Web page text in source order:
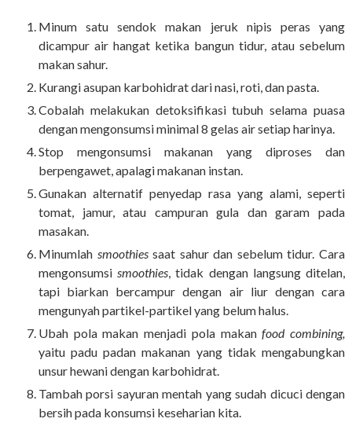
Minum satu sendok makan jeruk nipis peras yang
dicampur air hangat ketika bangun tidur, atau sebelum
makan sahur.
Kurangi asupan karbohidrat dari nasi, roti, dan pasta.
Cobalah melakukan detoksifikasi tubuh selama puasa
dengan mengonsumsi minimal 8 gelas air setiap harinya.
Stop mengonsumsi makanan yang diproses dan
berpengawet, apalagi makanan instan.
Gunakan alternatif penyedap rasa yang alami, seperti
tomat, jamur, atau campuran gula dan garam pada
masakan.
Minumlah smoothiessaat sahur dan sebelum tidur. Cara
mengonsumsismoothies, tidak dengan langsung ditelan,
tapi biarkan bercampur dengan air liur dengan cara
mengunyah partikel-partikel yang belum halus.
Ubah pola makan menjadi pola makanfood combining,
yaitu padu padan makanan yang tidak mengabungkan
unsur hewani dengan karbohidrat.
Tambah porsi sayuran mentah yang sudah dicuci dengan
bersih pada konsumsi keseharian kita.